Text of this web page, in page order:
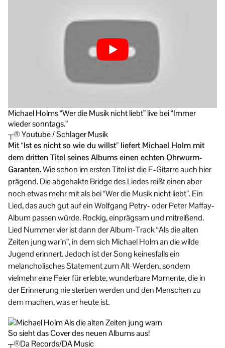
Michael Holms “Wer die Musik nicht liebt” live bei “Immer
wieder sonntags.”
┬® Youtube / Schlager Musik
Mit “Ist es nicht so wie du willst” liefert Michael Holm mit
dem dritten Titel seines Albums einen echten Ohrwurm-
Garanten.Wie schon im ersten Titel ist die E-Gitarre auch hier
prägend. Die abgehakte Bridge des Liedes reißt einen aber
noch etwas mehr mit als bei “Wer die Musik nicht liebt”. Ein
Lied, das auch gut auf ein Wolfgang Petry- oder Peter Maffay-
Album passen würde. Rockig, einprägsam und mitreißend.
Lied Nummer vier ist dann der Album-Track “Als die alten
Zeiten jung war’n”, in dem sich Michael Holm an die wilde
Jugend erinnert. Jedoch ist der Song keinesfalls ein
melancholisches Statement zum Alt-Werden, sondern
vielmehr eine Feier für erlebte, wunderbare Momente, die in
der Erinnerung nie sterben werden und den Menschen zu
dem machen, was er heute ist.
So sieht das Cover des neuen Albums aus!
┬®Da Records/DA Music